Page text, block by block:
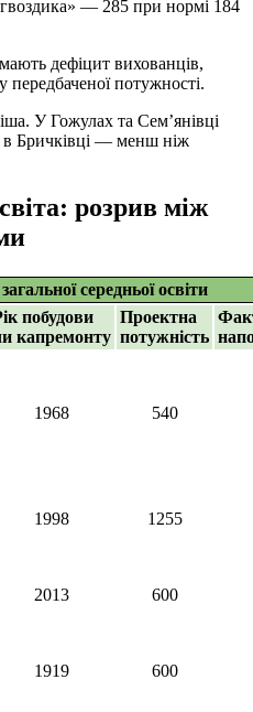
— 285 при нормі 184
дефіцит вихованців,
потужності.
У Гожулах та Сем’янівці
в Бричківці — менш ніж
розрив між
середньої освіти
побудови
капремонту
Проектна
потужність
1968 540
1998 1255
2013 600
1919 600